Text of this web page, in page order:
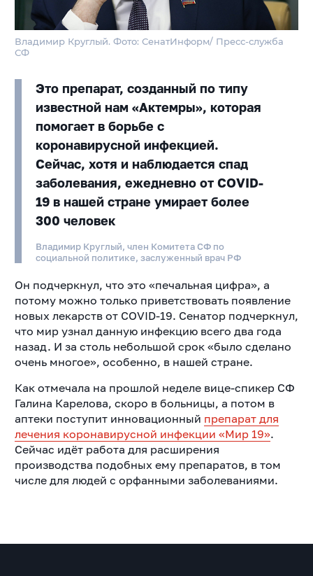
Владимир Круглый. Фото: СенатИнформ/ Пресс-служба
СФ
Это препарат, созданный по типу
известной нам «Актемры», которая
помогает в борьбе с
коронавирусной инфекцией.
Сейчас, хотя и наблюдается спад
заболевания, ежедневно от COVID-
19 в нашей стране умирает более
300 человек
Владимир Круглый, член Комитета СФ по
социальной политике, заслуженный врач РФ
Он подчеркнул, что это «печальная цифра», а
потому можно только приветствовать появление
новых лекарств от COVID-19. Сенатор подчеркнул,
что мир узнал данную инфекцию всего два года
назад. И за столь небольшой срок «было сделано
очень многое», особенно, в нашей стране.
Как отмечала на прошлой неделе вице-спикер СФ
Галина Карелова, скоро в больницы, а потом в
аптеки поступит инновационный препарат для
лечения коронавирусной инфекции «Мир 19».
Сейчас идёт работа для расширения
производства подобных ему препаратов, в том
числе для людей с орфанными заболеваниями.